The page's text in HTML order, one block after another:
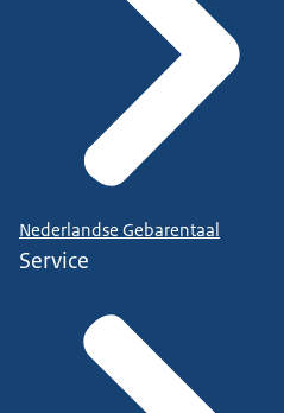
Nederlandse Gebarentaal
Service